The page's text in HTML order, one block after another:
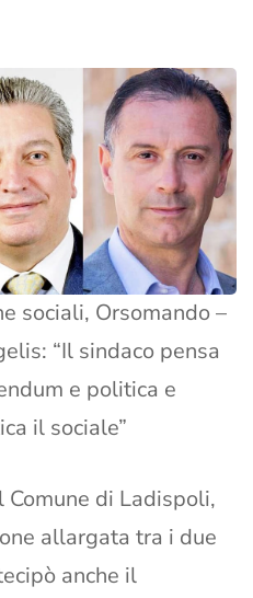
sociali, Orsomando –
“Il sindaco pensa
e politica e
il sociale”
di Ladispoli,
allargata tra i due
anche il